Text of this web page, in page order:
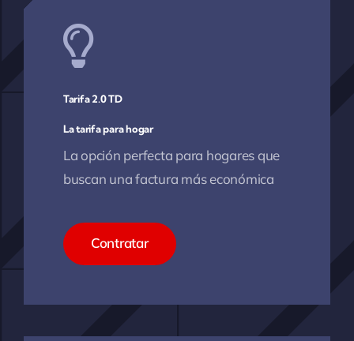
Tarifa 2.0 TD
La tarifa para hogar
La opción perfecta para hogares que
buscan una factura más económica
Contratar